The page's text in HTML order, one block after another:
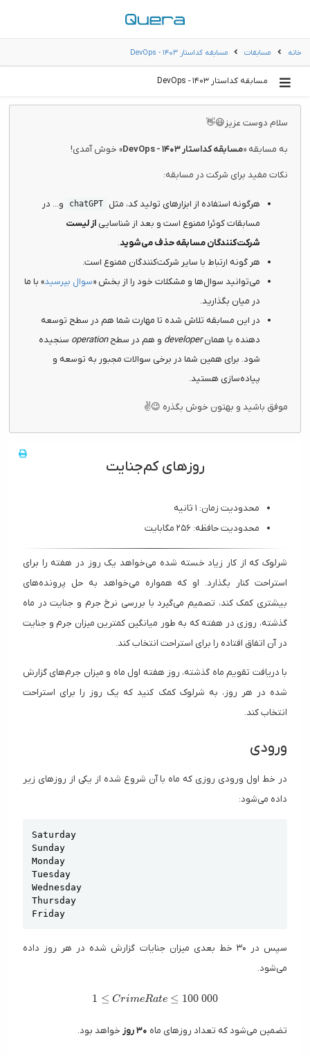
خانه مسابقات مسابقه کداستار ۱۴۰۳ - DevOps
مسابقه کداستار ۱۴۰۳ - DevOps
سلام دوست عزیز😃👋
به مسابقه «مسابقه کداستار ۱۴۰۳ - DevOps » خوش آمدی!
نکات مفید برای شرکت در مسابقه:
هرگونه استفاده از ابزارهای تولید کد، مثل chatGPT
و... در
مسابقات کوئرا ممنوع است و بعد از شناساییاز لیست
شرکت‌کنندگان مسابقه حذف می‌شوید.
هر گونه ارتباط با سایر شرکت‌کنندگان ممنوع است.
می‌توانید سوال‌ها و مشکلات خود را از بخش «سوال بپرسید» با ما
در میان بگذارید.
در این مسابقه تلاش شده تا مهارت شما هم در سطح توسعه
دهنده یا همانdeveloper و هم در سطحoperation سنجیده
شود. برای همین شما در برخی سوالات مجبور به توسعه و
پیاده‌سازی هستید.
موفق باشید و بهتون خوش بگذره 😉✌
روزهای کم‌جنایت
محدودیت زمان: ۱ ثانیه
محدودیت حافظه: ۲۵۶ مگابایت
شرلوک که از کار زیاد خسته شده می‌خواهد یک روز در هفته را برای
استراحت کنار بگذارد. او که همواره می‌خواهد به حل پرونده‌های
بیشتری کمک کند، تصمیم می‌گیرد با بررسی نرخ جرم و جنایت در ماه
گذشته، روزی در هفته که به طور میانگین کمترین میزان جرم و جنایت
در آن اتفاق افتاده را برای استراحت انتخاب کند.
با دریافت تقویم ماه گذشته، روز هفته اول ماه و میزان جرم‌های گزارش
شده در هر روز، به شرلوک کمک کنید که یک روز را برای استراحت
انتخاب کند.
ورودی
در خط اول ورودی روزی که ماه با آن شروع شده از یکی از روزهای زیر
داده می‌شود:
Saturday
Sunday
Monday
Tuesday
Wednesday
Thursday
Friday
سپس در ۳۰ خط بعدی میزان جنایات گزارش شده در هر روز داده
می‌شود.
1 \le CrimeRate \le 100\ 000
1 ≤ CrimeRate ≤ 100 000
تضمین می‌شود که تعداد روزهای ماه ۳۰ روز خواهد بود.